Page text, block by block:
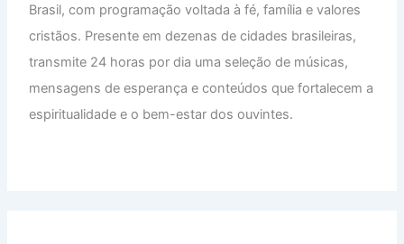
Brasil, com programação voltada à fé, família e valores
cristãos. Presente em dezenas de cidades brasileiras,
transmite 24 horas por dia uma seleção de músicas,
mensagens de esperança e conteúdos que fortalecem a
espiritualidade e o bem-estar dos ouvintes.